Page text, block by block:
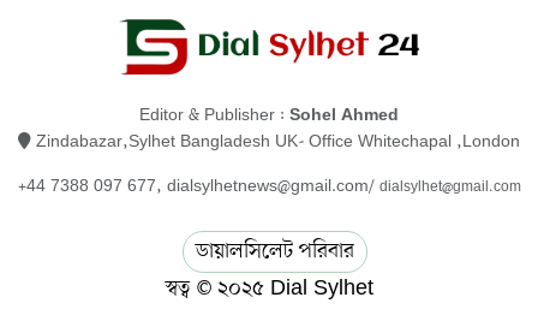
Editor & Publisher : Sohel Ahmed
Zindabazar,Sylhet Bangladesh UK- Office Whitechapal ,London
+44 7388 097 677, dialsylhetnews@gmail.com/ dialsylhet@gmail.com
ডায়ালসিলেট পরিবার
স্বত্ব © ২০২৫ Dial Sylhet